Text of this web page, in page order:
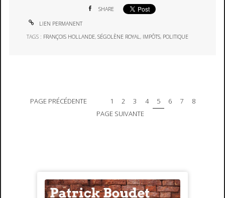
SHARE
LIEN PERMANENT
TAGS : FRANÇOIS HOLLANDE,SÉGOLÈNE ROYAL, IMPÔTS, POLITIQUE
PAGE PRÉCÉDENTE 1 2 3 4 5 6 7
8
PAGE SUIVANTE